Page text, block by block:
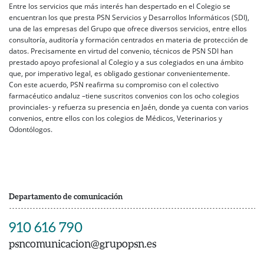
Entre los servicios que más interés han despertado en el Colegio se
encuentran los que presta PSN Servicios y Desarrollos Informáticos (SDI),
una de las empresas del Grupo que ofrece diversos servicios, entre ellos
consultoría, auditoría y formación centrados en materia de protección de
datos. Precisamente en virtud del convenio, técnicos de PSN SDI han
prestado apoyo profesional al Colegio y a sus colegiados en una ámbito
que, por imperativo legal, es obligado gestionar convenientemente.
Con este acuerdo, PSN reafirma su compromiso con el colectivo
farmacéutico andaluz –tiene suscritos convenios con los ocho colegios
provinciales- y refuerza su presencia en Jaén, donde ya cuenta con varios
convenios, entre ellos con los colegios de Médicos, Veterinarios y
Odontólogos.
Departamento de comunicación
910 616 790
psncomunicacion@grupopsn.es